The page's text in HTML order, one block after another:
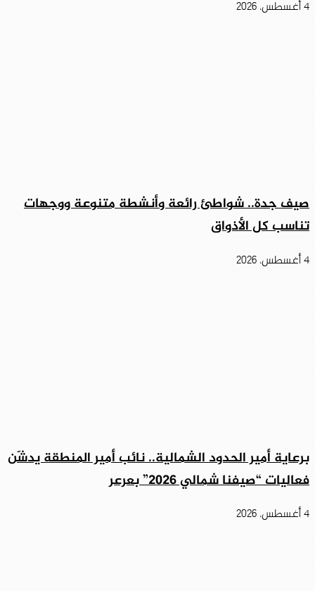
4 أغسطس، 2026
صيف جدة.. شواطئ رائعة وأنشطة متنوعة ووجهات
تناسب كل الأذواق
4 أغسطس، 2026
برعاية أمير الحدود الشمالية.. نائب أمير المنطقة يدشّن
فعاليات “صيفنا شمالي 2026” بعرعر
4 أغسطس، 2026